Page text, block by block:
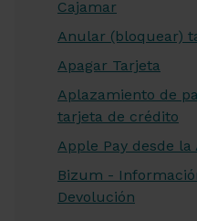
Cajamar
Anular (bloquear)
Apagar Tarjeta
Aplazamiento de
tarjeta de crédito
Apple Pay desde
Bizum -
Devolución